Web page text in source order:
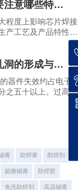
性的影响。
选择焊锡膏时要注意哪些特性？锡膏的触变性对锡膏印刷有何意义？
程度上影响芯片焊接
产工艺及产品特性相
。锡膏的应用特性从
的性能，那么选择焊
性？锡膏的触变性对
焊点柯肯达尔孔洞的形成与危害
器件失效约占电子
之五十以上。过高的
半导体设备，还会降
和性能。随著芯片上
加突出。电子设备若
度较高的环境，则会
上金属接点之间发生
膏 助焊膏 助焊剂
超微锡膏 助焊胶
免洗助焊剂 高温锡膏